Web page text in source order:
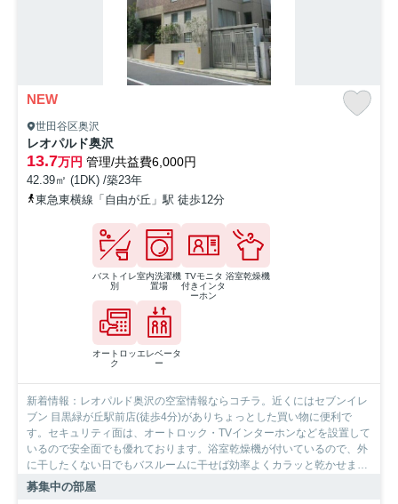
NEW
世田谷区奥沢
レオパルド奥沢
13.7万円 管理/共益費6,000円
42.39㎡ (1DK) /築23年
東急東横線「自由が丘」駅 徒歩12分
バストイレ
別
室内洗濯機
置場
TVモニタ
付きインタ
ーホン
浴室乾燥機
オートロッ
ク
エレベータ
ー
新着情報：レオパルド奥沢の空室情報ならコチラ。近くにはセブンイレ
ブン 目黒緑が丘駅前店(徒歩4分)がありちょっとした買い物に便利で
す。セキュリティ面は、オートロック・TVインターホンなどを設置して
いるので安全面でも優れております。浴室乾燥機が付いているので、外
に干したくない日でもバスルームに干せば効率よくカラッと乾かせま
す。世田谷区の住まい探しを応援するSumoSumo渋谷店。多くの方に支
持される地元の不動産会社として実績を重ねてきました、住まい探しの
募集中の部屋